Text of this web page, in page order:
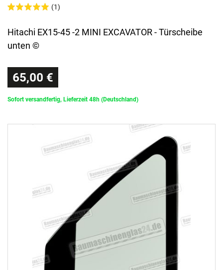
(1)
Hitachi EX15-45 -2 MINI EXCAVATOR - Türscheibe
unten ©
65,00 €
Sofort versandfertig, Lieferzeit 48h (Deutschland)